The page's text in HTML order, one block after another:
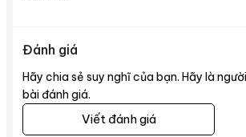
Đánh giá
Hãy chia sẻ suy nghĩ của bạn. Hãy là
bài đánh giá.
Viết đánh giá